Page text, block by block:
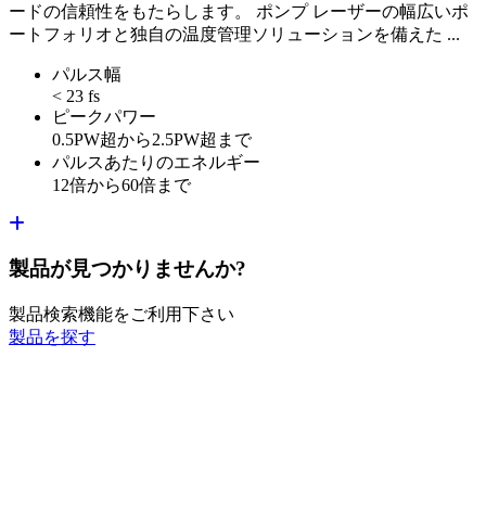
ードの信頼性をもたらします。 ポンプ レーザーの幅広いポ
ートフォリオと独自の温度管理ソリューションを備えた ...
パルス幅
< 23 fs
ピークパワー
0.5PW超から2.5PW超まで
パルスあたりのエネルギー
12倍から60倍まで
製品が見つかりませんか?
製品検索機能をご利用下さい
製品を探す